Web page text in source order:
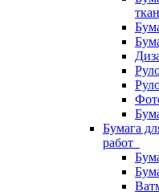
Бумага
работ